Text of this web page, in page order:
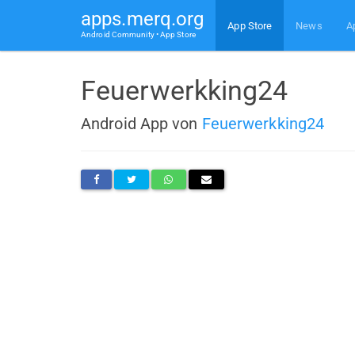
apps.merq.org
Android Community • App Store
App Store News
Feuerwerkking24
Android App von Feuerwerkking24